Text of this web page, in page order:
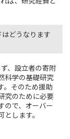
どうなります
、設立者の寄附
科学の基礎研究
。そのため援助
究のために必要
ので、オーバー
します。